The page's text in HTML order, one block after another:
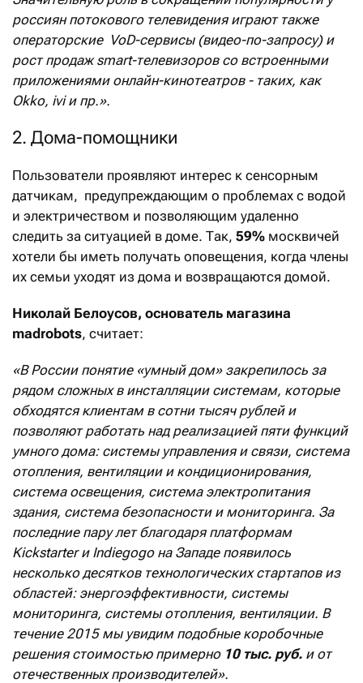
россиян потокового телевидения играют также
операторские VoD-сервисы (видео-по-запросу) и
рост продаж smart-телевизоров со встроенными
приложениями онлайн-кинотеатров - таких, как
Okko, ivi и пр.».
2. Дома-помощники
Пользователи проявляют интерес к сенсорным
датчикам, предупреждающим о проблемах с водой
и электричеством и позволяющим удаленно
следить за ситуацией в доме. Так, 59% москвичей
хотели бы иметь получать оповещения, когда члены
их семьи уходят из дома и возвращаются домой.
Николай Белоусов, основатель магазина
madrobots, считает:
«В России понятие «умный дом» закрепилось за
рядом сложных в инсталляции системам, которые
обходятся клиентам в сотни тысяч рублей и
позволяют работать над реализацией пяти функций
умного дома: системы управления и связи, система
отопления, вентиляции и кондиционирования,
система освещения, система электропитания
здания, система безопасности и мониторинга. За
последние пару лет благодаря платформам
Kickstarter и Indiegogo на Западе появилось
несколько десятков технологических стартапов из
областей: энергоэффективности, системы
мониторинга, системы отопления, вентиляции. В
течение 2015 мы увидим подобные коробочные
решения стоимостью примерно 10 тыс. руб. и от
отечественных производителей».